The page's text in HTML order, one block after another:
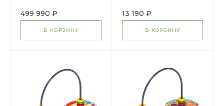
499 990 ₽
В КОРЗИНУ
22.01.06-05.И1
13 190 ₽
В КОРЗИНУ